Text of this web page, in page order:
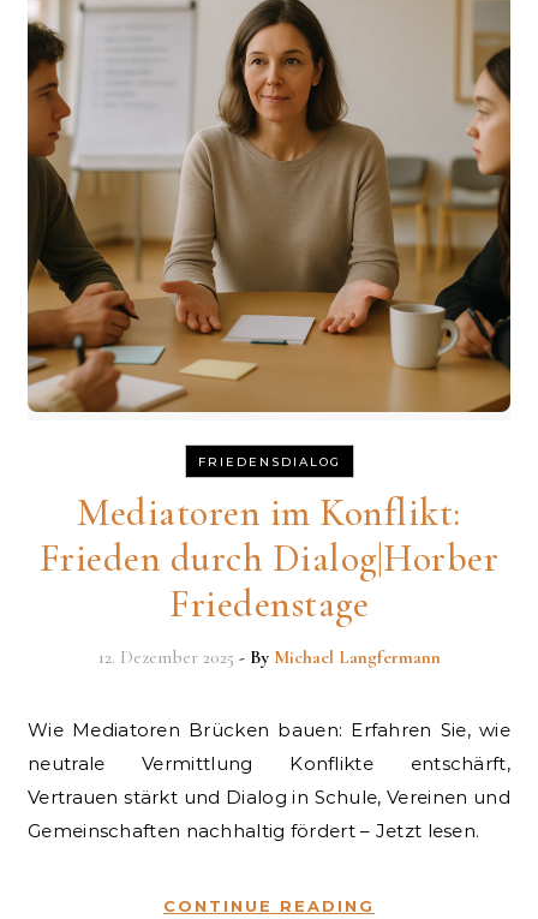
FRIEDENSDIALOG
Mediatoren im Konflikt:
Frieden durch Dialog|Horber
Friedenstage
12. Dezember 2025 - By Michael Langfermann
Wie Mediatoren Brücken bauen: Erfahren Sie, wie
neutrale Vermittlung Konflikte entschärft,
Vertrauen stärkt und Dialog in Schule, Vereinen und
Gemeinschaften nachhaltig fördert – Jetzt lesen.
CONTINUE READING